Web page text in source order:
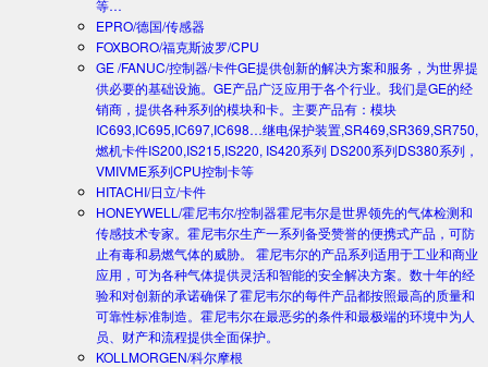
等…
EPRO/德国/传感器
FOXBORO/福克斯波罗/CPU
GE /FANUC/控制器/卡件GE提供创新的解决方案和服务，为世界提
供必要的基础设施。GE产品广泛应用于各个行业。我们是GE的经
销商，提供各种系列的模块和卡。主要产品有：模块
IC693,IC695,IC697,IC698…继电保护装置,SR469,SR369,SR750,
燃机卡件IS200,IS215,IS220, IS420系列 DS200系列DS380系列，
VMIVME系列CPU控制卡等
HITACHI/日立/卡件
HONEYWELL/霍尼韦尔/控制器霍尼韦尔是世界领先的气体检测和
传感技术专家。霍尼韦尔生产一系列备受赞誉的便携式产品，可防
止有毒和易燃气体的威胁。 霍尼韦尔的产品系列适用于工业和商业
应用，可为各种气体提供灵活和智能的安全解决方案。数十年的经
验和对创新的承诺确保了霍尼韦尔的每件产品都按照最高的质量和
可靠性标准制造。霍尼韦尔在最恶劣的条件和最极端的环境中为人
员、财产和流程提供全面保护。
KOLLMORGEN/科尔摩根